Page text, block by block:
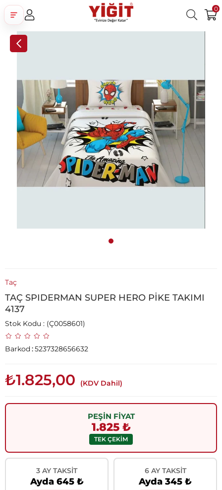
0
Taç
TAÇ SPIDERMAN SUPER HERO PİKE TAKIMI
4137
Stok Kodu (Ç0058601)
Barkod:5237328656632
₺1.825,00 (KDV Dahil)
PEŞİN FİYAT
1.825 ₺
TEK ÇEKİM
3 AY TAKSIT
Ayda 645 ₺
6 AY TAKSIT
Ayda 345 ₺